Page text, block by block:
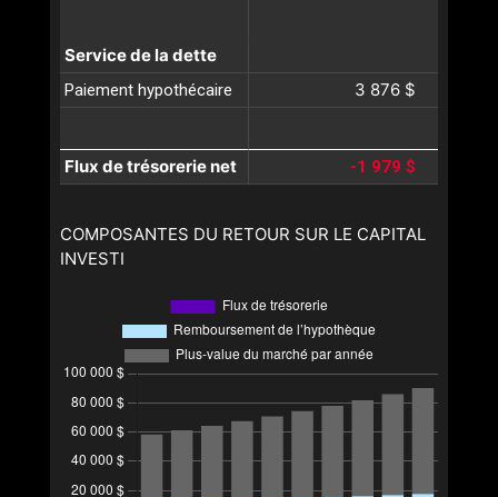
Service de la dette
Paiement hypothécaire 3 876 $
Flux de trésorerie net -1 979 $
COMPOSANTES DU RETOUR SUR LE CAPITAL
INVESTI